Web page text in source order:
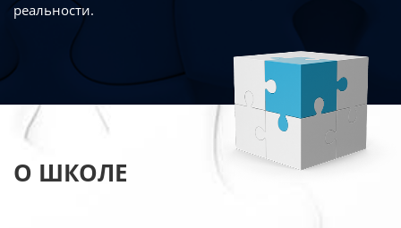
реальности.
О ШКОЛЕ